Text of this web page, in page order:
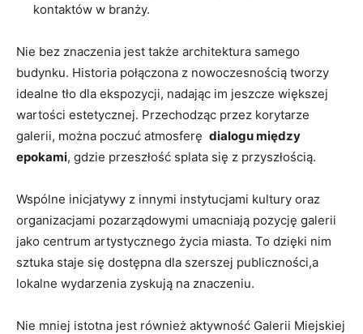
kontaktów w branży.
Nie bez znaczenia jest także architektura samego
budynku. Historia⁢ połączona z nowoczesnością tworzy
idealne tło⁢ dla ekspozycji, nadając im jeszcze ​większej
wartości estetycznej. Przechodząc przez korytarze
galerii, można poczuć atmosferę ⁤ dialogu między
epokami, gdzie przeszłość splata się z przyszłością.
Wspólne inicjatywy​ z innymi instytucjami kultury oraz
organizacjami pozarządowymi umacniają pozycję galerii
jako centrum artystycznego⁣ życia ⁣miasta. To ‌dzięki nim
sztuka staje się dostępna⁣ dla szerszej publiczności,a
lokalne wydarzenia zyskują na ⁤znaczeniu.
Nie mniej​ istotna jest ⁣również aktywność Galerii Miejskiej